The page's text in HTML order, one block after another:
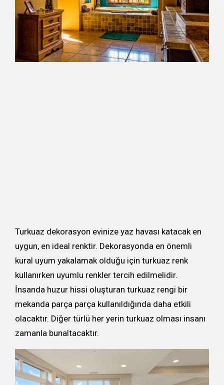
Turkuaz dekorasyon evinize yaz havası katacak en
uygun, en ideal renktir. Dekorasyonda en önemli
kural uyum yakalamak olduğu için turkuaz renk
kullanırken uyumlu renkler tercih edilmelidir.
İnsanda huzur hissi oluşturan turkuaz rengi bir
mekanda parça parça kullanıldığında daha etkili
olacaktır. Diğer türlü her yerin turkuaz olması insanı
zamanla bunaltacaktır.